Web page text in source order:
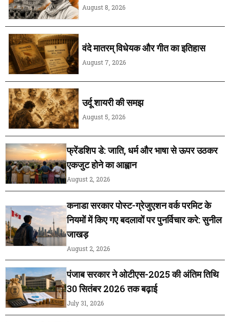
August 8, 2026
वंदे मातरम् विधेयक और गीत का इतिहास
August 7, 2026
उर्दू शायरी की समझ
August 5, 2026
फ्रेंडशिप डे: जाति, धर्म और भाषा से ऊपर उठकर
एकजुट होने का आह्वान
August 2, 2026
कनाडा सरकार पोस्ट-ग्रेजुएशन वर्क परमिट के
नियमों में किए गए बदलावों पर पुनर्विचार करे: सुनील
जाखड़
August 2, 2026
पंजाब सरकार ने ओटीएस-2025 की अंतिम तिथि
30 सितंबर 2026 तक बढ़ाई
July 31, 2026